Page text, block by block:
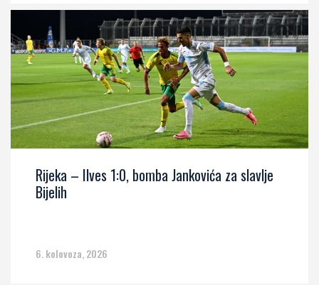
Rijeka – Ilves 1:0, bomba Jankovića za slavlje
Bijelih
6. kolovoza, 2026